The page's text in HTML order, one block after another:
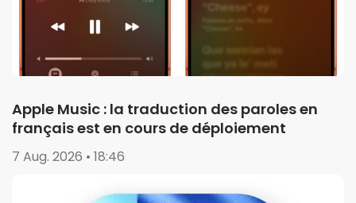
Apple Music : la traduction des paroles en
français est en cours de déploiement
7 Aug. 2026 • 18:46